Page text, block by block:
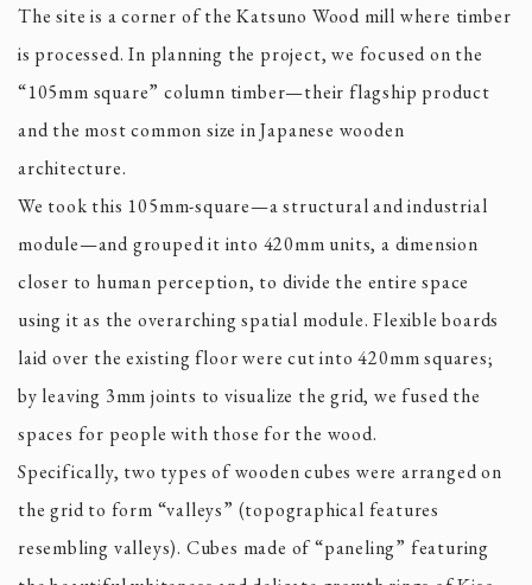
The site is a corner of the Katsuno Wood mill where timber
is processed. In planning the project, we focused on the
“105mm square” column timber—their flagship product
and the most common size in Japanese wooden
architecture.
We took this 105mm-square—a structural and industrial
module—and grouped it into 420mm units, a dimension
closer to human perception, to divide the entire space
using it as the overarching spatial module. Flexible boards
laid over the existing floor were cut into 420mm squares;
by leaving 3mm joints to visualize the grid, we fused the
spaces for people with those for the wood.
Specifically, two types of wooden cubes were arranged on
the grid to form “valleys” (topographical features
resembling valleys). Cubes made of “paneling” featuring